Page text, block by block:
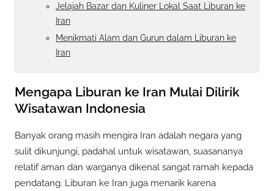
Jelajah Bazar dan Kuliner Lokal Saat Liburan ke
Iran
Menikmati Alam dan Gurun dalam Liburan ke
Iran
Mengapa Liburan ke Iran Mulai Dilirik
Wisatawan Indonesia
Banyak orang masih mengira Iran adalah negara yang
sulit dikunjungi, padahal untuk wisatawan, suasananya
relatif aman dan warganya dikenal sangat ramah kepada
pendatang. Liburan ke Iran juga menarik karena